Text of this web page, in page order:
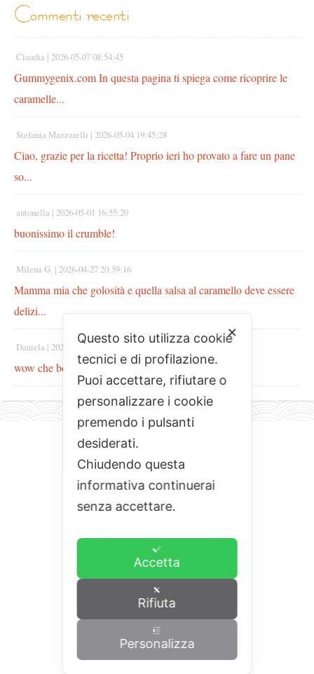
commenti recenti
Claudia | 2026-05-07 08:54:45
Gummygenix.com In questa pagina ti spiega come ricoprire le
caramelle...
Stefania Mazzarelli | 2026-05-04 19:45:28
Ciao, grazie per la ricetta! Proprio ieri ho provato a fare un pane
so...
antonella | 2026-05-01 16:55:20
buonissimo il crumble!
Milena G. | 2026-04-27 20:59:16
Mamma mia che golosità e quella salsa al caramello deve essere
delizi...
Daniela | 2026-04-27 15:37:46
wow che bontà!!!!
✕
Questo sito utilizza cookie
tecnici e di profilazione.
Puoi accettare, rifiutare o
personalizzare i cookie
premendo i pulsanti
desiderati.
Chiudendo questa
informativa continuerai
senza accettare.
Accetta
Rifiuta
Personalizza